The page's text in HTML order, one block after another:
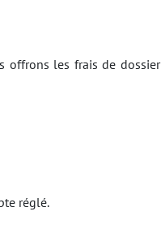
offrons les frais de dossier
réglé.